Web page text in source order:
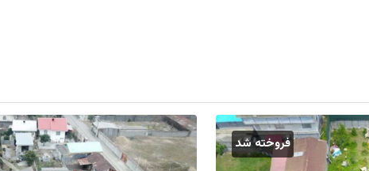
فروخته شد